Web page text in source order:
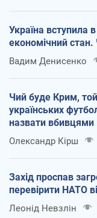
Україна вступила
економічний стан.
Вадим Денисенко
Чий буде Крим,
українських
назвати вбивцями
Олександр Кірш
Захід проспав
перевірити НАТО
Леонід Невзлін